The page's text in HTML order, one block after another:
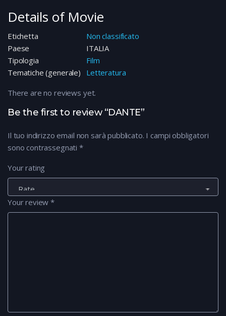
Details of Movie
Etichetta
Non classificato
Paese
ITALIA
Tipologia
Film
Tematiche (generale)
Letteratura
Be the first to review “DANTE”
Il tuo indirizzo email non sarà pubblicato. I campi obbligatori
sono contrassegnati *
Your rating
Your review*
There are no reviews yet.